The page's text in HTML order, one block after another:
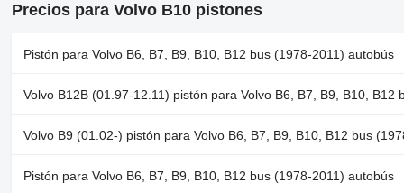
Precios para Volvo B10 pistones
Pistón para Volvo B6, B7, B9, B10, B12 bus (1978-2011) autobús
Volvo B12B (01.97-12.11) pistón para Volvo B6, B7, B9, B10, B12
Volvo B9 (01.02-) pistón para Volvo B6, B7, B9, B10, B12 bus
Pistón para Volvo B6, B7, B9, B10, B12 bus (1978-2011) autobús